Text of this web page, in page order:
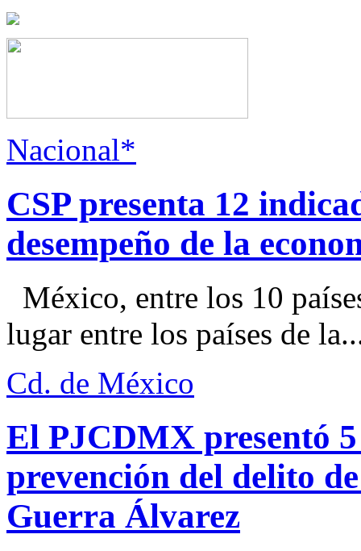
Nacional*
CSP presenta 12
desempeño de la
México, entre los 10
lugar entre los países de
Cd. de México
El PJCDMX presentó
prevención del delito
Guerra Álvarez